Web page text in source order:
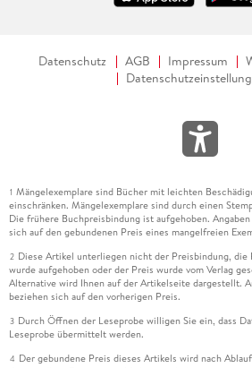
Datenschutz AGB Impressum
1 Mängelexemplare sind Bücher mit leichten
einschränken. Mängelexemplare sind durch einen
Die frühere Buchpreisbindung ist aufgehoben.
sich auf den gebundenen Preis eines mangelfreien
2 Diese Artikel unterliegen nicht der Preisbindung, die
wurde aufgehoben oder der Preis wurde vom Verlag
Alternative wird Ihnen auf der Artikelseite dargestellt.
beziehen sich auf den vorherigen Preis.
3 Durch Öffnen der Leseprobe willigen Sie ein, dass
Leseprobe übermittelt werden.
4 Der gebundene Preis dieses Artikels wird nach